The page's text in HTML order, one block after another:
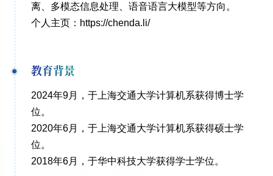
离、多模态信息处理、语音语言大模型等方向。
个人主页： https://chenda.li/
教育背景
2024年9月，于上海交通大学计算机系获得博士学
位。
2020年6月
，于上海交通大学计算机系获得硕士学
位。
2018年6月，于华中科技大学获得学士学位。